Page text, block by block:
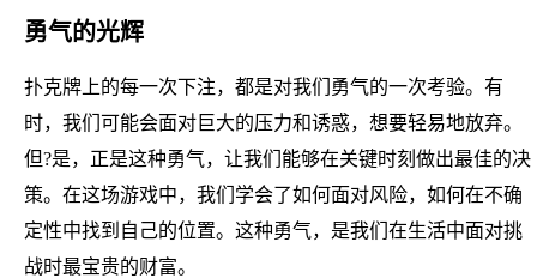
勇气的光辉
扑克牌上的每一次下注，都是对我们勇气的一次考验。有
时，我们可能会面对巨大的压力和诱惑，想要轻易地放弃。
但?是，正是这种勇气，让我们能够在关键时刻做出最佳的决
策。在这场游戏中，我们学会了如何面对风险，如何在不确
定性中找到自己的位置。这种勇气，是我们在生活中面对挑
战时最宝贵的财富。